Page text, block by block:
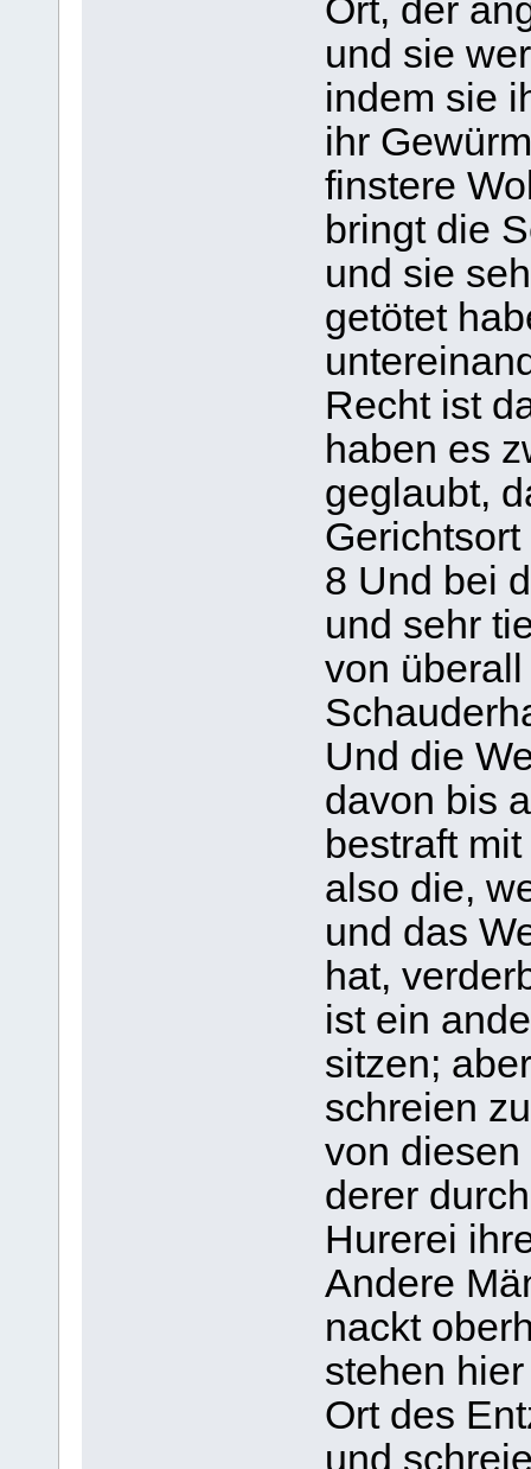
Ort, der
und sie
indem sie
ihr
finstere
bringt die
und sie
getötet
Recht ist
haben es
geglaubt,
8 Und bei
und sehr
von
Und die
davon bis
bestraft
also die,
und das
hat,
ist ein
sitzen;
schreien
von
derer
Hurerei
Andere
nackt
stehen
Ort des
und